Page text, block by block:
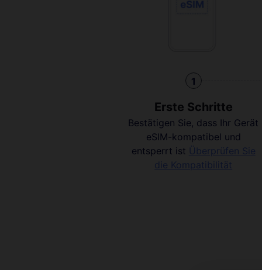
1
Erste Schritte
Bestätigen Sie, dass Ihr Gerät
eSIM-kompatibel und
entsperrt ist Überprüfen Sie
die Kompatibilität